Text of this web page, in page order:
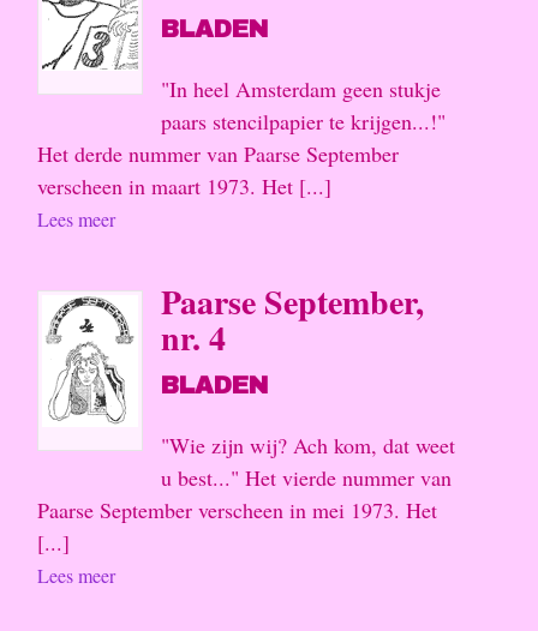
BLADEN
"In heel Amsterdam geen stukje
paars stencilpapier te krijgen...!"
Het derde nummer van Paarse September
verscheen in maart 1973. Het [...]
Lees meer
Paarse September,
nr. 4
BLADEN
"Wie zijn wij? Ach kom, dat weet
u best..." Het vierde nummer van
Paarse September verscheen in mei 1973. Het
[...]
Lees meer